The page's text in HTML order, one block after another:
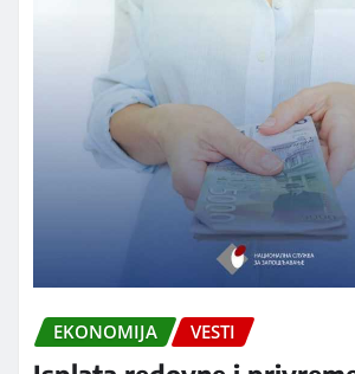
EKONOMIJA VESTI